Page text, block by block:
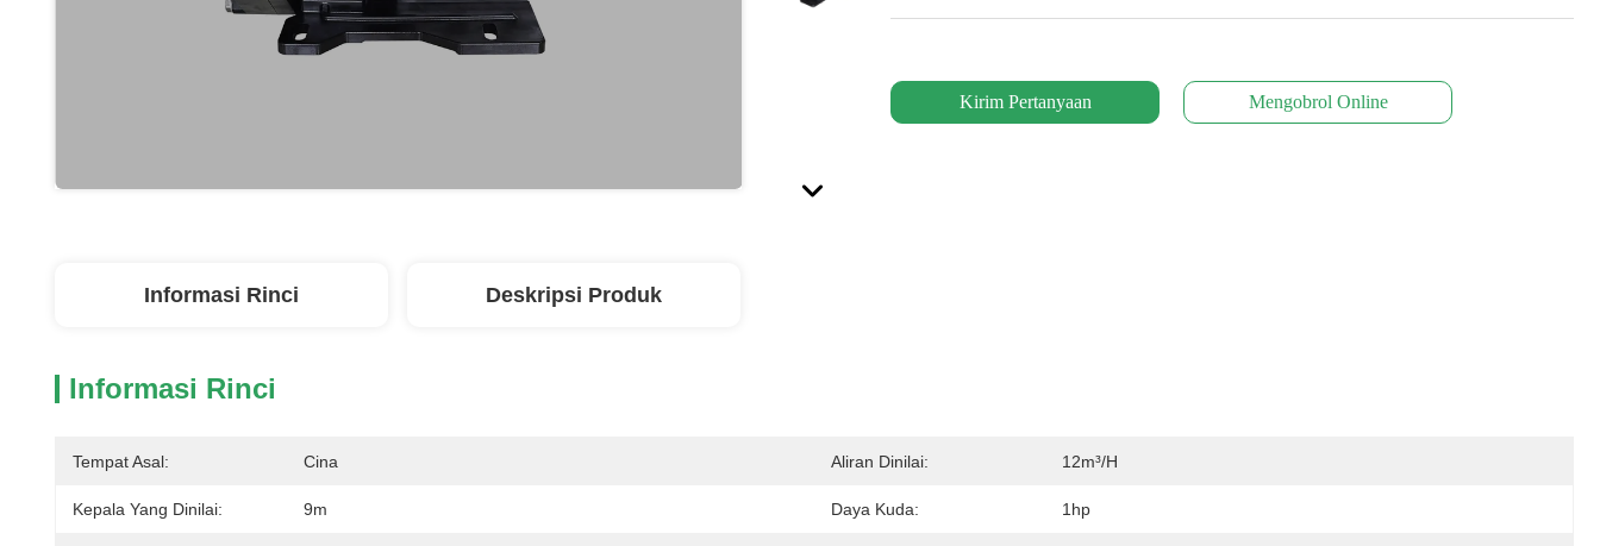
Kirim Pertanyaan Mengobrol Online
Informasi Rinci Deskripsi Produk
Informasi Rinci
Tempat Asal: Cina Aliran Dinilai: 12m³/h
Kepala Yang Dinilai: 9m Daya Kuda: 1hp